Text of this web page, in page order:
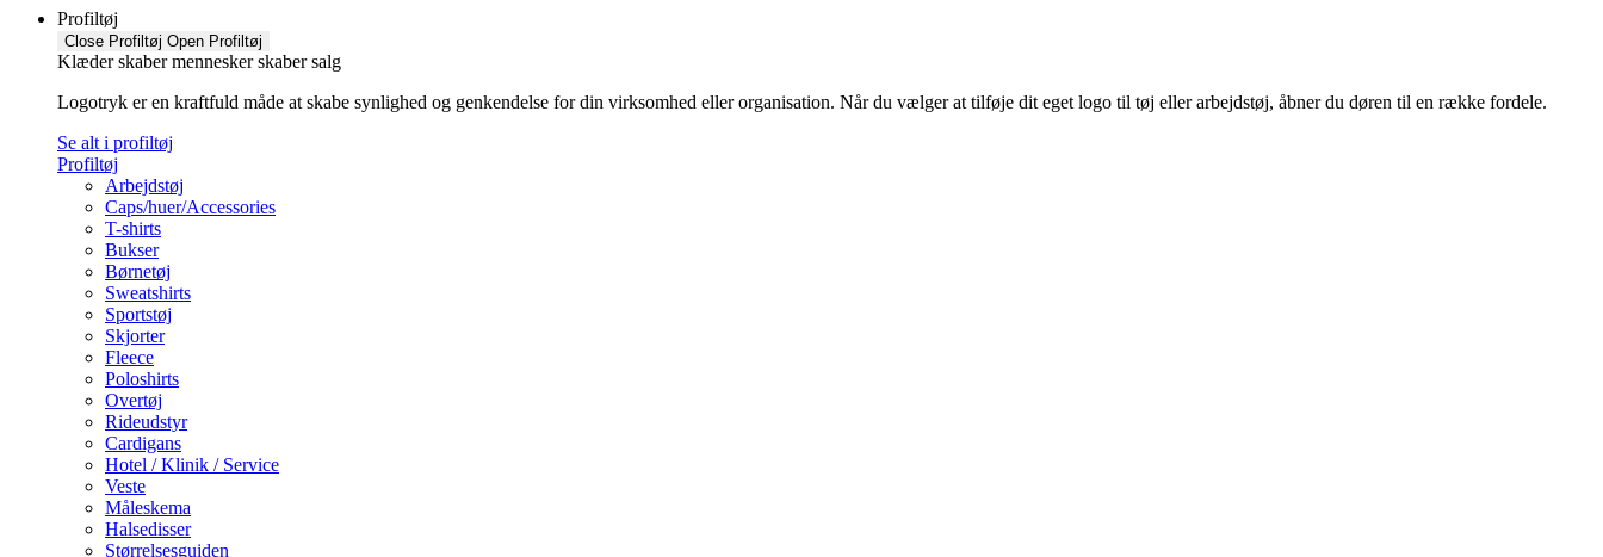
Profiltøj
Close Profiltøj Open Profiltøj
Klæder skaber mennesker skaber salg
Logotryk er en kraftfuld måde at skabe synlighed og genkendelse for din virksomhed eller organisation. Når du vælger at tilføje dit eget logo til tøj eller arbejdstøj, åbner du døren til en række fordele.
Se alt i profiltøj
Profiltøj
Arbejdstøj
Caps/huer/Accessories
T-shirts
Bukser
Børnetøj
Sweatshirts
Sportstøj
Skjorter
Fleece
Poloshirts
Overtøj
Rideudstyr
Cardigans
Hotel / Klinik / Service
Veste
Måleskema
Halsedisser
Størrelsesguiden